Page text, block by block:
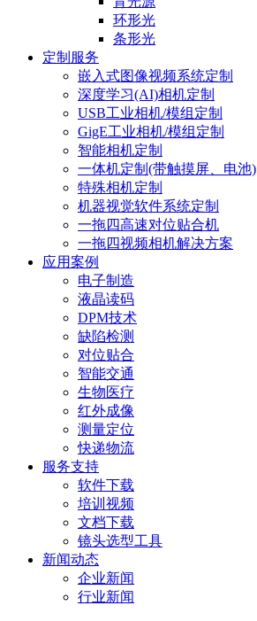
环形光
条形光
定制服务
嵌入式图像视频系统定制
深度学习(AI)相机定制
USB工业相机/模组定制
GigE工业相机/模组定制
智能相机定制
一体机定制(带触摸屏、电池)
特殊相机定制
机器视觉软件系统定制
一拖四高速对位贴合机
一拖四视频相机解决方案
应用案例
电子制造
液晶读码
DPM技术
缺陷检测
对位贴合
智能交通
生物医疗
红外成像
测量定位
快递物流
服务支持
软件下载
培训视频
文档下载
镜头选型工具
新闻动态
企业新闻
行业新闻